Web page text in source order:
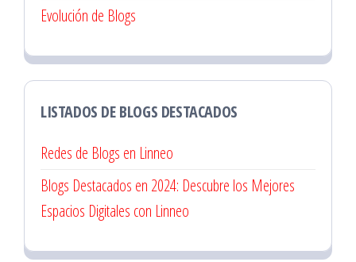
Evolución de Blogs
LISTADOS DE BLOGS DESTACADOS
Redes de Blogs en Linneo
Blogs Destacados en 2024: Descubre los Mejores
Espacios Digitales con Linneo